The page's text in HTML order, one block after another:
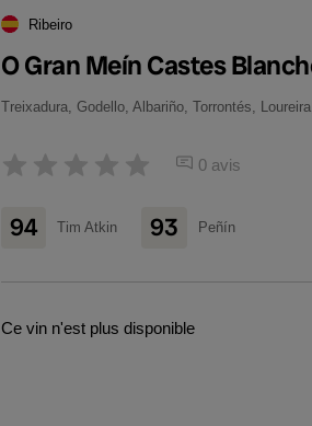
Ribeiro
O Gran Meín Castes
Treixadura, Godello, Albariño, Torrontés,
0 avis
94 Tim Atkin 93 Peñín
Ce vin n'est plus disponible